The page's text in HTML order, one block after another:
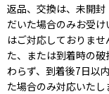
返品、交換は、未開
だいた場合のみお受
はご対応しておりま
た、または到着時の
わらず、到着後7日以
た場合のみ対応いたし